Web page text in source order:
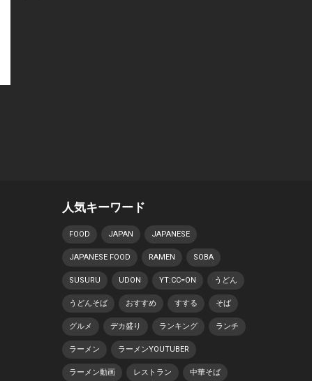
人気キーワード
FOOD JAPAN JAPANESE
JAPANESE FOOD RAMEN SOBA
SUSURU UDON YT:CC=ON うどん
うどんそば おすすめ すする そば
グルメ デカ盛り ランキング ランチ
ラーメン ラーメンYOUTUBER
ラーメン動画 レストラン 中華そば